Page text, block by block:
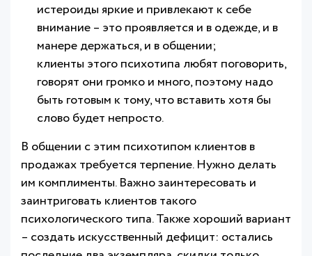
истероиды яркие и привлекают к себе
внимание – это проявляется и в одежде, и в
манере держаться, и в общении;
клиенты этого психотипа любят поговорить,
говорят они громко и много, поэтому надо
быть готовым к тому, что вставить хотя бы
слово будет непросто.
В общении с этим психотипом клиентов в
продажах требуется терпение. Нужно делать
им комплименты. Важно заинтересовать и
заинтриговать клиентов такого
психологического типа. Также хороший вариант
– создать искусственный дефицит: остались